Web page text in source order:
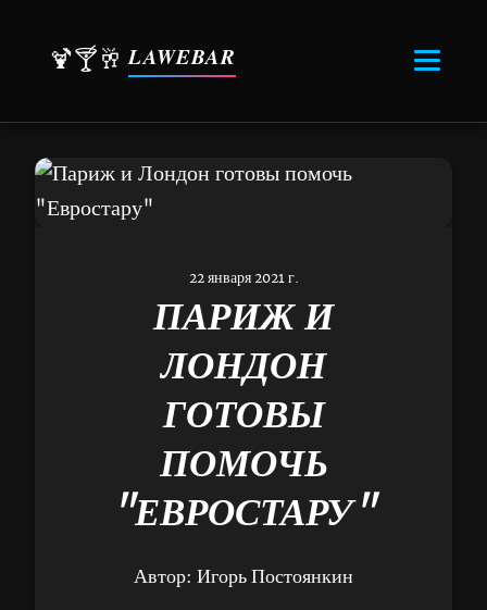
🍹🍸🥂 LAWEBAR
22 января 2021 г.
ПАРИЖ И
ЛОНДОН
ГОТОВЫ
ПОМОЧЬ
"ЕВРОСТАРУ"
Автор: Игорь Постоянкин